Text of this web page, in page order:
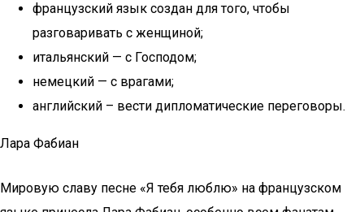
французский язык создан для того, чтобы
разговаривать с женщиной;
итальянский — с Господом;
немецкий — с врагами;
английский – вести дипломатические переговоры.
Лара Фабиан
Мировую славу песне «Я тебя люблю» на французском